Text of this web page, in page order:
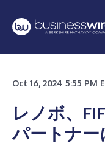
Oct 16, 2024 5:55
レノボ、
パートナー